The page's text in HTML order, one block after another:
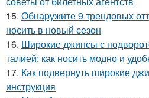
15. Обнаружите 9 трендовых
носить в новый сезон
16. Широкие джинсы с
талией: как носить модно и
17. Как подвернуть широкие
инструкция